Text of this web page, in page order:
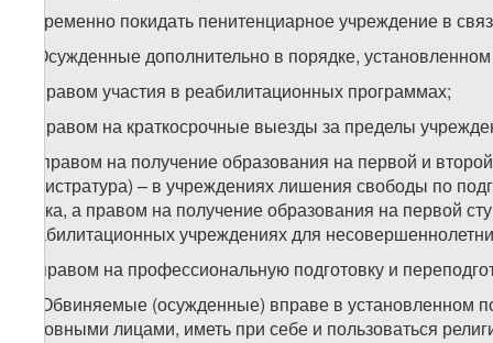
з) временно покидать пенитенциарное учреждение в
2. Осужденные дополнительно в порядке,
а) правом участия в реабилитационных программах;
б) правом на краткосрочные выезды за пределы
в) правом на получение образования на первой и
магистратура) – в учреждениях лишения свободы по
риска, а правом на получение образования на первой
реабилитационных учреждениях для
г) правом на профессиональную подготовку и
3. Обвиняемые (осужденные) вправе в установленном
духовными лицами, иметь при себе и пользоваться